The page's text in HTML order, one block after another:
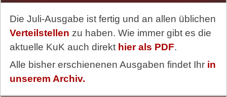
Die Juli-Ausgabe ist fertig und an allen üblichen
Verteilstellen zu haben. Wie immer gibt es die
aktuelle KuK auch direkt hier als PDF.
Alle bisher erschienenen Ausgaben findet Ihr in
unserem Archiv.